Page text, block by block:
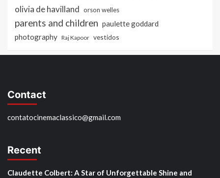
olivia de havilland orson welles
parents and children paulette goddard
photography Raj Kapoor vestidos
Contact
contatocinemaclassico@gmail.com
Recent
Claudette Colbert: A Star of Unforgettable Shine and